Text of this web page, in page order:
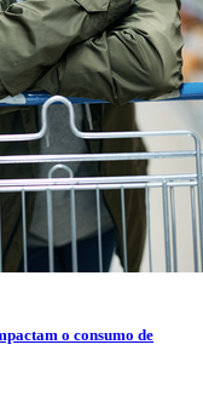
o consumo de